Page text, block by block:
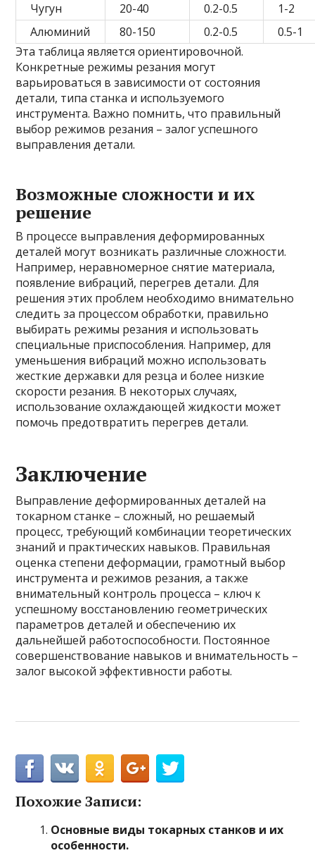
Чугун
20-40 0.2-0.5
1-2
Алюминий
80-150 0.2-0.5
0.5-1
Эта таблица является ориентировочной.
Конкретные режимы резания могут
варьироваться в зависимости от состояния
детали, типа станка и используемого
инструмента. Важно помнить, что правильный
выбор режимов резания – залог успешного
выправления детали.
Возможные сложности и их
решение
В процессе выправления деформированных
деталей могут возникать различные сложности.
Например, неравномерное снятие материала,
появление вибраций, перегрев детали. Для
решения этих проблем необходимо внимательно
следить за процессом обработки, правильно
выбирать режимы резания и использовать
специальные приспособления. Например, для
уменьшения вибраций можно использовать
жесткие державки для резца и более низкие
скорости резания. В некоторых случаях,
использование охлаждающей жидкости может
помочь предотвратить перегрев детали.
Заключение
Выправление деформированных деталей на
токарном станке – сложный, но решаемый
процесс, требующий комбинации теоретических
знаний и практических навыков. Правильная
оценка степени деформации, грамотный выбор
инструмента и режимов резания, а также
внимательный контроль процесса – ключ к
успешному восстановлению геометрических
параметров деталей и обеспечению их
дальнейшей работоспособности. Постоянное
совершенствование навыков и внимательность –
залог высокой эффективности работы.
Похожие Записи:
Основные виды токарных станков и их
особенности.